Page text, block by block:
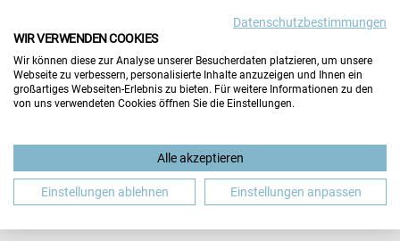
BERUFLICHE ORIENTIERUNG BEWERBUNG
Datenschutzbestimmungen
WIR VERWENDEN COOKIES
Wir können diese zur Analyse unserer Besucherdaten platzieren, um unsere
Webseite zu verbessern, personalisierte Inhalte anzuzeigen und Ihnen ein
großartiges Webseiten-Erlebnis zu bieten. Für weitere Informationen zu den
von uns verwendeten Cookies öffnen Sie die Einstellungen.
Alle akzeptieren
Einstellungen ablehnen Einstellungen anpassen